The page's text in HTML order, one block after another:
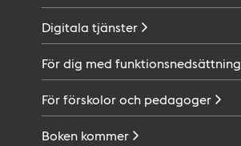
Digitala tjänster
För dig med funktionsnedsättning
För förskolor och pedagoger
Boken kommer